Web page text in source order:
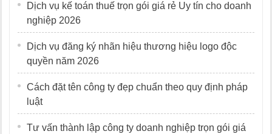
Dịch vụ kế toán thuế trọn gói giá rẻ Uy tín cho doanh
nghiệp 2026
Dịch vụ đăng ký nhãn hiệu thương hiệu logo độc
quyền năm 2026
Cách đặt tên công ty đẹp chuẩn theo quy định pháp
luật
Tư vấn thành lập công ty doanh nghiệp trọn gói giá